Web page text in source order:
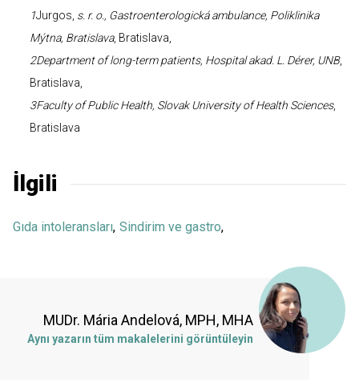
1Jurgos, s. r. o., Gastroenterologická ambulance, Poliklinika
Mýtna, Bratislava, Bratislava,
2Department of long-term patients, Hospital akad. L. Dérer, UNB,
Bratislava,
3Faculty of Public Health, Slovak University of Health Sciences,
Bratislava
İlgili
Gıda intoleransları, Sindirim ve gastro,
MUDr. Mária Andelová, MPH, MHA
Aynı yazarın tüm makalelerini görüntüleyin